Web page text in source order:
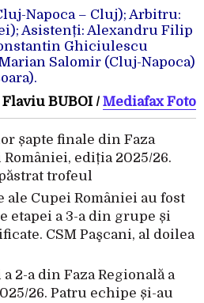
Napoca – Cluj); Arbitru:
Asistenți: Alexandru Filip
Ghiciulescu
Salomir (Cluj-Napoca)
Flaviu BUBOI / Mediafax Foto
șapte finale din Faza
României, ediția 2025/26.
trofeul
Cupei României au fost
etapei a 3-a din grupe și
CSM Paşcani, al doilea
2-a din Faza Regională a
26. Patru echipe și-au